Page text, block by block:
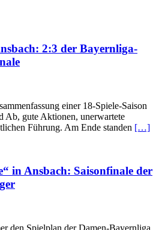
2:3 der Bayernliga-
einer 18-Spiele-Saison
Ab, gute Aktionen, unerwartete
Führung. Am Ende standen […]
in Ansbach: Saisonfinale der